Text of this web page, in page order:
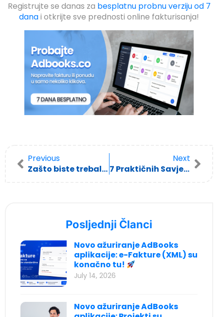
Registrujte se danas za besplatnu probnu verziju od 7
danai otkrijte sve prednosti online fakturisanja!
Previous
Zašto biste trebali koristiti online fakturisanje?
Next
7 Praktičnih Savjeta za Uspješan Rad od Kuće
Posljednji Članci
Novo ažuriranje AdBooks
aplikacije: e-Fakture (XML) su
konačno tu!
July 14, 2026
Novo ažuriranje AdBooks